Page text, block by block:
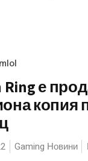
Ring е
копия
Gaming Новини